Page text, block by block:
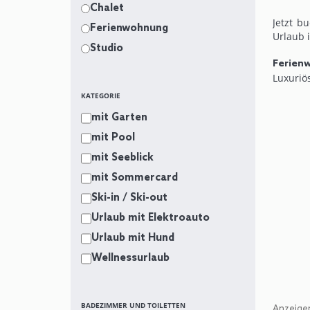
Chalet
Ferienwohnung
Studio
KATEGORIE
mit Garten
mit Pool
mit Seeblick
mit Sommercard
Ski-in / Ski-out
Urlaub mit Elektroauto
Urlaub mit Hund
Wellnessurlaub
BADEZIMMER UND TOILETTEN
Jetzt
Urlaub
Im
Epic